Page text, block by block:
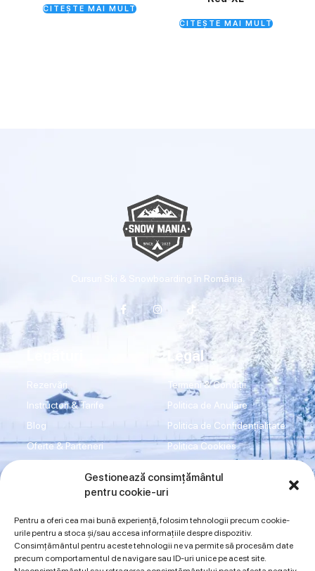
Gestionează consimțământul
pentru cookie-uri
Pentru a oferi cea mai bună experiență, folosim tehnologii precum cookie-
urile pentru a stoca și/sau accesa informațiile despre dispozitiv.
Consimțământul pentru aceste tehnologii ne va permite să procesăm date
precum comportamentul de navigare sau ID-uri unice pe acest site.
CITEȘTE MAI MULT
CITEȘTE MAI MULT
Cursuri Ski & Snowboarding în România.
Rezervări
Instructori & Tarife
Blog
Oferte & Parteneri
Legal
Termeni & Condiții
Politica de Anulare
Politica de Confidențialitate
Politica Cookies
Imprint
Sună acum